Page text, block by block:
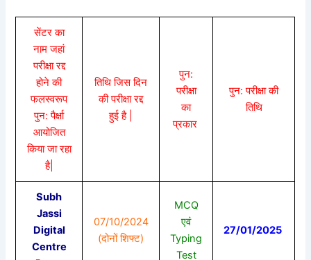
सेंटर का
नाम जहां
परीक्षा रद्द
होने की
फलस्वरूप
पुन: पैर्क्षा
आयोजित
किया जा रहा
है|
तिथि जिस दिन
की परीक्षा रद्द
हुई है |
पुन:
परीक्षा
का
प्रकार
पुन: परीक्षा की
तिथि
Subh
Jassi
Digital
Centre
07/10/2024
(दोनों शिफ्ट)
MCQ
एवं
Typing
Test
27/01/2025